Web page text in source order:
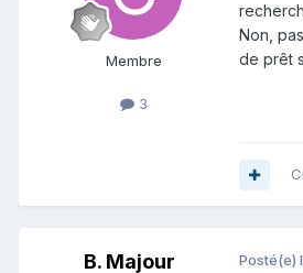
Membre
3
Non,
de prêt
B. Majour Posté(e)